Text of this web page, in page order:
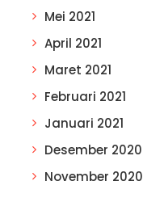
Mei 2021
April 2021
Maret 2021
Februari 2021
Januari 2021
Desember 2020
November 2020